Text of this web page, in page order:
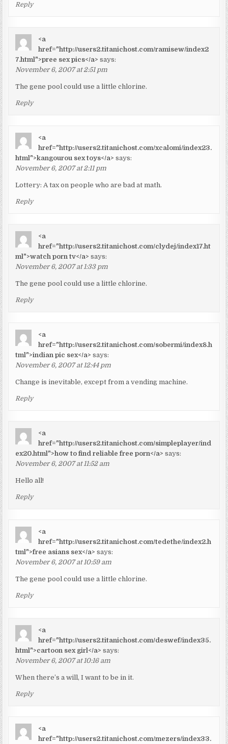
Reply
<a
href="http://users2.titanichost.com/ramisew/index2
7.html">pree sex pics</a> says:
November 6, 2007 at 2:51 pm
The gene pool could use a little chlorine.
Reply
<a
href="http://users2.titanichost.com/xcalomi/index23.
html">kangourou sex toys</a> says:
November 6, 2007 at 2:11 pm
Lottery: A tax on people who are bad at math.
Reply
<a
href="http://users2.titanichost.com/clydej/index17.ht
ml">watch porn tv</a> says:
November 6, 2007 at 1:33 pm
The gene pool could use a little chlorine.
Reply
<a
href="http://users2.titanichost.com/sobermi/index8.h
tml">indian pic sex</a> says:
November 6, 2007 at 12:44 pm
Change is inevitable, except from a vending machine.
Reply
<a
href="http://users2.titanichost.com/simpleplayer/ind
ex20.html">how to find reliable free porn</a> says:
November 6, 2007 at 11:52 am
Hello all!
Reply
<a
href="http://users2.titanichost.com/tedethe/index2.h
tml">free asians sex</a> says:
November 6, 2007 at 10:59 am
The gene pool could use a little chlorine.
Reply
<a
href="http://users2.titanichost.com/deswef/index35.
html">cartoon sex girl</a> says:
November 6, 2007 at 10:16 am
When there’s a will, I want to be in it.
Reply
<a
href="http://users2.titanichost.com/mezers/index33.